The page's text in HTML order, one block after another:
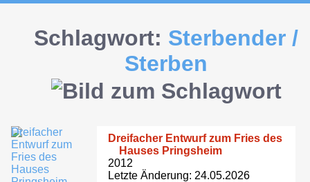
Schlagwort: Sterbender /
Sterben
Dreifacher Entwurf zum Fries des
Hauses Pringsheim
2012
Letzte Änderung: 24.05.2026